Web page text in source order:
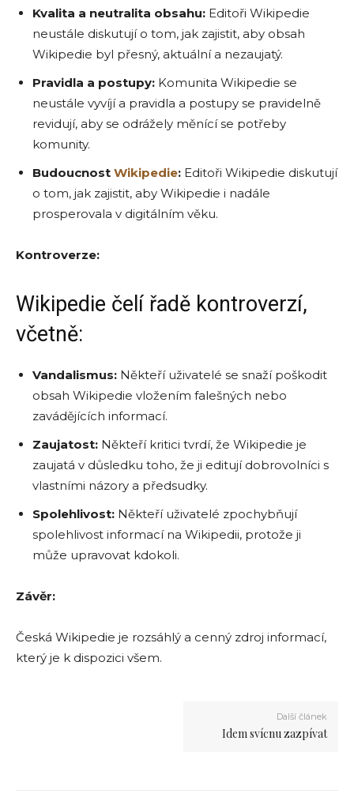
Kvalita a neutralita obsahu: Editoři Wikipedie
neustále diskutují o tom, jak zajistit, aby obsah
Wikipedie byl přesný, aktuální a nezaujatý.
Pravidla a postupy: Komunita Wikipedie se
neustále vyvíjí a pravidla a postupy se pravidelně
revidují, aby se odrážely měnící se potřeby
komunity.
Budoucnost Wikipedie: Editoři Wikipedie diskutují
o tom, jak zajistit, aby Wikipedie i nadále
prosperovala v digitálním věku.
Kontroverze:
Wikipedie čelí řadě kontroverzí,
včetně:
Vandalismus: Někteří uživatelé se snaží poškodit
obsah Wikipedie vložením falešných nebo
zavádějících informací.
Zaujatost: Někteří kritici tvrdí, že Wikipedie je
zaujatá v důsledku toho, že ji editují dobrovolníci s
vlastními názory a předsudky.
Spolehlivost: Někteří uživatelé zpochybňují
spolehlivost informací na Wikipedii, protože ji
může upravovat kdokoli.
Závěr:
Česká Wikipedie je rozsáhlý a cenný zdroj informací,
který je k dispozici všem.
Další článek
Idem svícnu zazpívat